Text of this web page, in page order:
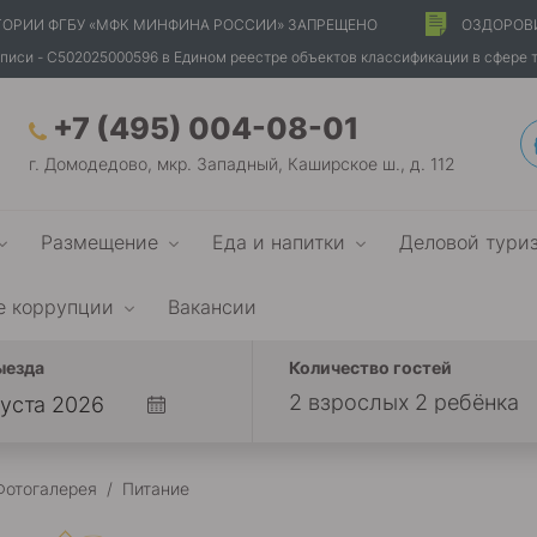
ФГБУ «МФК МИНФИНА РОССИИ» ЗАПРЕЩЕНО
- С502025000596 в Едином реестре объектов классификации в сфере
+7 (495) 004-08-01
г. Домодедово, мкр. Западный, Каширское ш., д. 112
Размещение Еда и напитки Деловой
коррупции Вакансии
Количество гостей
2 взрослых 2 ребёнка
/ Питание